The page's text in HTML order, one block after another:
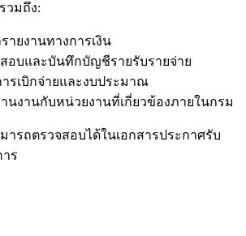
วมถึง:
ายงานทางการเงิน
อบและบันทึกบัญชีรายรับรายจ่าย
รเบิกจ่ายและงบประมาณ
นงานกับหน่วยงานที่เกี่ยวข้องภายในกรม
ารถตรวจสอบได้ในเอกสารประกาศรับ
ร